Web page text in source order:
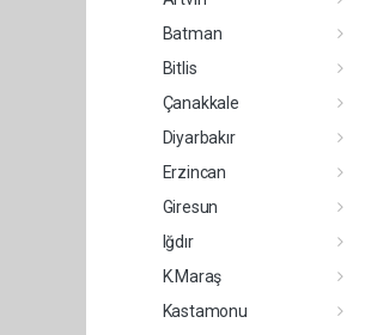
Batman
Bitlis
Çanakkale
Diyarbakır
Erzincan
Giresun
Iğdır
K.Maraş
Kastamonu